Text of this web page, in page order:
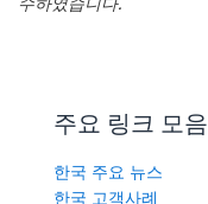
주요 링크 모음
한국 주요 뉴스
한국 고객사례